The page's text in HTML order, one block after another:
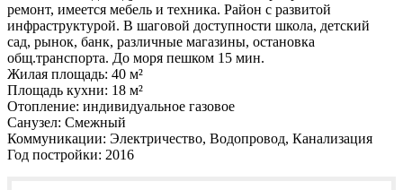
ремонт, имеется мебель и техника. Район с развитой
инфраструктурой. В шаговой доступности школа, детский
сад, рынок, банк, различные магазины, остановка
общ.транспорта. До моря пешком 15 мин.
Жилая площадь: 40 м²
Площадь кухни: 18 м²
Отопление: индивидуальное газовое
Санузел: Смежный
Коммуникации: Электричество, Водопровод, Канализация
Год постройки: 2016